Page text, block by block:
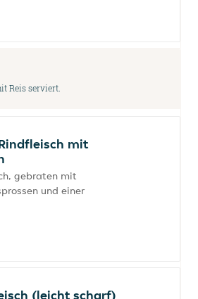
Reis serviert.
mit
gebraten mit
und einer
(leicht scharf)